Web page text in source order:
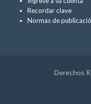
Recordar clave
Normas de
Derechos